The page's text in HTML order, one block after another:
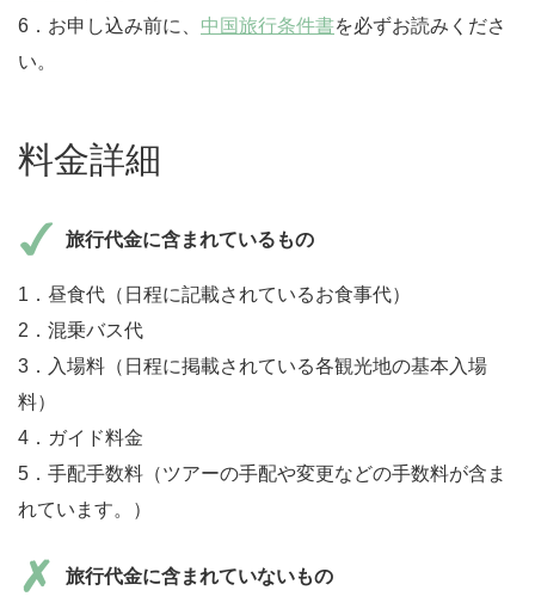
6．お申し込み前に、 中国旅行条件書を必ずお読みくださ
い。
料金詳細
旅行代金に含まれているもの
1．昼食代（日程に記載されているお食事代）
2．混乗バス代
3．入場料（日程に掲載されている各観光地の基本入場
料）
4．ガイド料金
5．手配手数料（ツアーの手配や変更などの手数料が含ま
れています。）
旅行代金に含まれていないもの